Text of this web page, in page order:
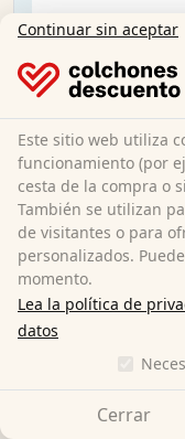
Castell
Taylor Swift por
Continuar sin aceptar
Este sitio web utiliza
funcionamiento (por
cesta de la compra o
También se utilizan
de visitantes o para
personalizados.
momento.
Lea la política de
datos
Cerrar